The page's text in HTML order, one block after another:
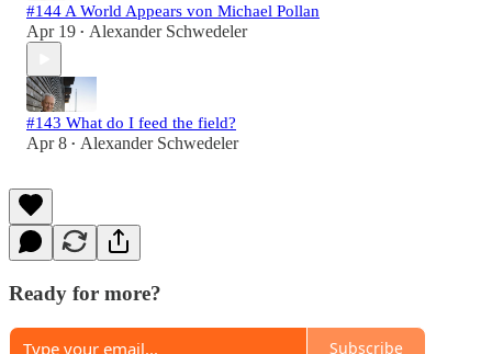
#144 A World Appears von Michael Pollan
Apr 19 • Alexander Schwedeler
#143 What do I feed the field?
Apr 8 • Alexander Schwedeler
Ready for more?
Subscribe